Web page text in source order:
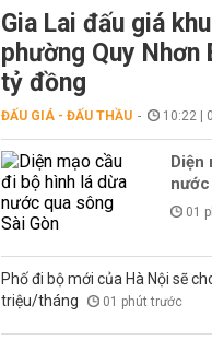
Gia Lai đấu giá
phường Quy
tỷ đồng
ĐẤU GIÁ - ĐẤU THẦU 10:22 |
Diện
01
Phố đi bộ mới của Hà Nội sẽ
triệu/tháng
01 phút trước